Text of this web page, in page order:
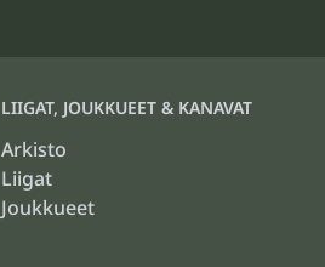
LIIGAT, JOUKKUEET & KANAVAT
Arkisto
Liigat
Joukkueet